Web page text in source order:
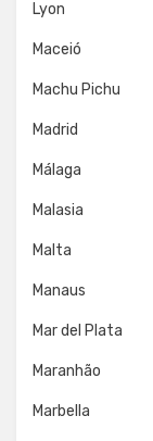
Lyon
Maceió
Machu Pichu
Madrid
Málaga
Malasia
Malta
Manaus
Mar del Plata
Maranhão
Marbella